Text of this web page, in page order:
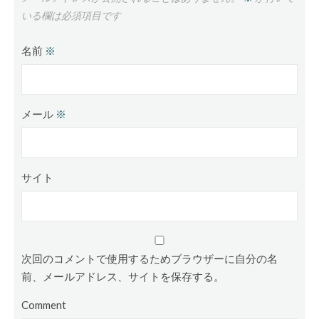
いる欄は必須項目です
名前 ※
メール ※
サイト
次回のコメントで使用するためブラウザーに自分の名
前、メールアドレス、サイトを保存する。
Comment